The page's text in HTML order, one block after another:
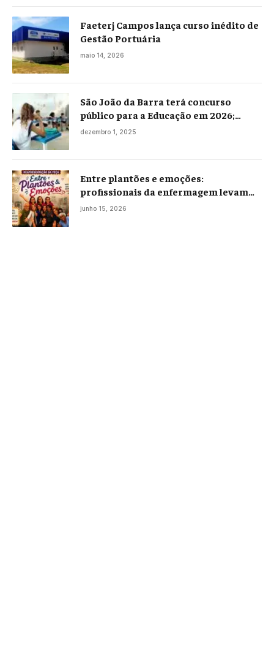
Faeterj Campos lança curso inédito de
Gestão Portuária
maio 14, 2026
São João da Barra terá concurso
público para a Educação em 2026;
projeto já está na Câmara
dezembro 1, 2025
Entre plantões e emoções:
profissionais da enfermagem levam
histórias reais ao palco em Campos
junho 15, 2026